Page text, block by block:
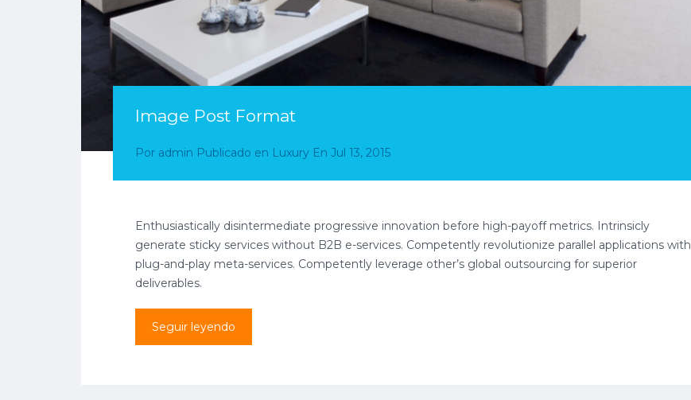
Image Post Format
Por admin Publicado en Luxury En Jul 13, 2015
Enthusiastically disintermediate progressive innovation before high-payoff metrics. Intrinsicly
generate sticky services without B2B e-services. Competently revolutionize parallel applications with
plug-and-play meta-services. Competently leverage other’s global outsourcing for superior
deliverables.
Seguir leyendo